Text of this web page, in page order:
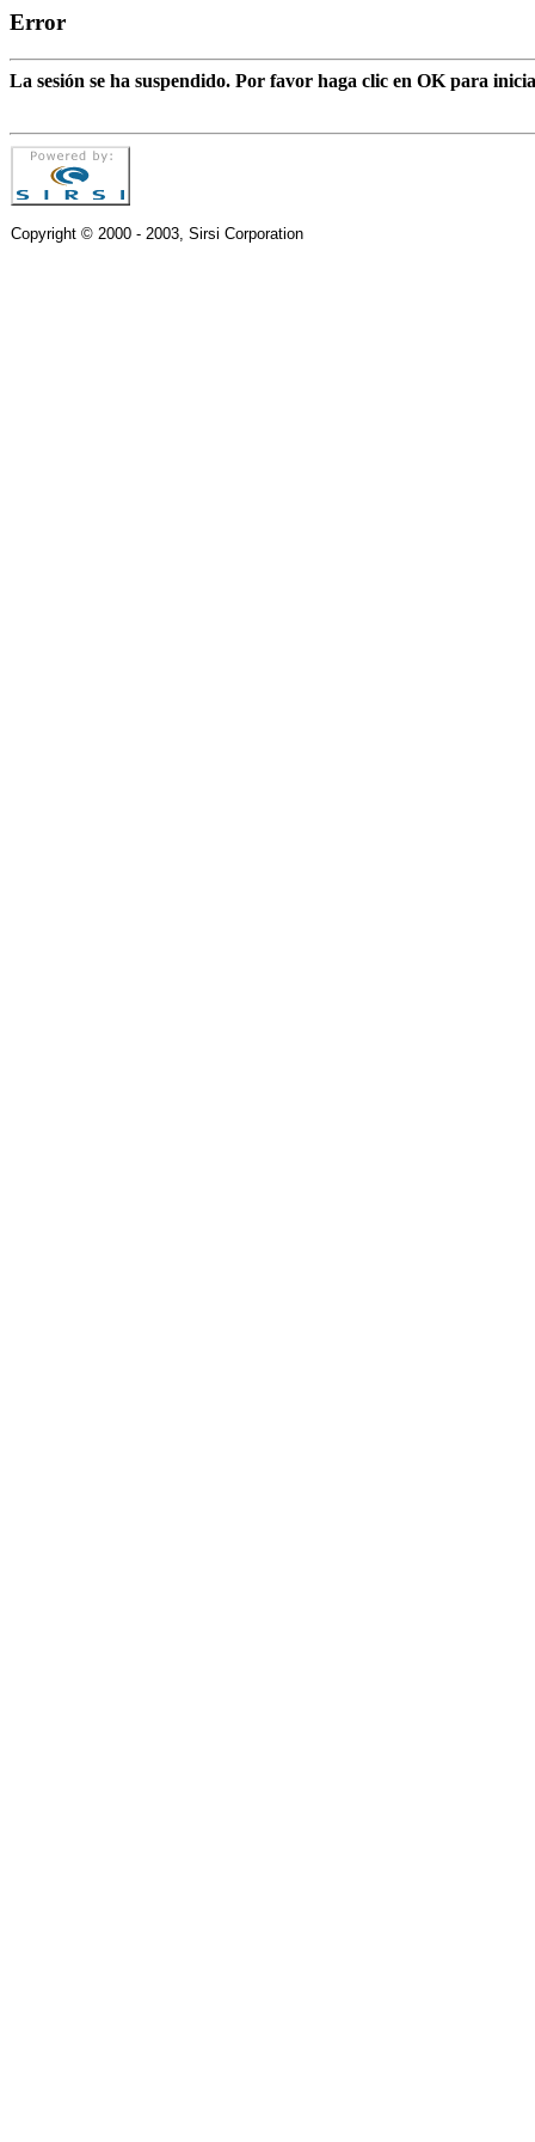
Error
La sesión se ha suspendido. Por favor haga clic en OK para
Copyright © 2000 - 2003, Sirsi Corporation